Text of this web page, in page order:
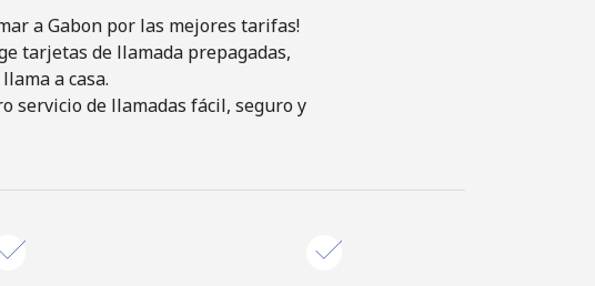
a Gabon por las mejores tarifas!
tarjetas de llamada prepagadas,
a casa.
servicio de llamadas fácil, seguro y